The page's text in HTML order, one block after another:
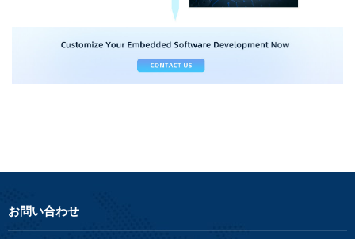
お問い合わせ